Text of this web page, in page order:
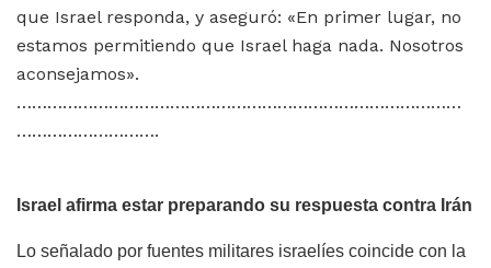
que Israel responda, y aseguró: «En primer lugar, no
estamos permitiendo que Israel haga nada. Nosotros
aconsejamos».
……………………………………………………………………………
……………………….
Israel afirma estar preparando su respuesta contra Irán
Lo señalado por fuentes militares israelíes coincide con la